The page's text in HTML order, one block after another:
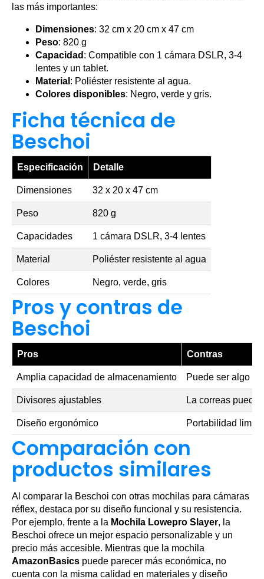
las más importantes:
Dimensiones: 32 cm x 20 cm x 47 cm
Peso: 820 g
Capacidad : Compatible con 1 cámara DSLR, 3-4
lentes y un tablet.
Material : Poliéster resistente al agua.
Colores disponibles: Negro, verde y gris.
Ficha técnica de
Beschoi
Especificación Detalle
Dimensiones 32 x 20 x 47 cm
Peso 820 g
Capacidades 1 cámara DSLR, 3-4 lentes
Material Poliéster resistente al agua
Colores Negro, verde, gris
Pros y contras de
Beschoi
Pros Contras
Amplia capacidad de almacenamiento Puede ser algo
Divisores ajustables La correas
Diseño ergonómico Portabilidad
Comparación con
productos similares
Al comparar la Beschoi con otras mochilas para cámaras
réflex, destaca por su diseño funcional y su resistencia.
Por ejemplo, frente a la Mochila Lowepro Slayer, la
Beschoi ofrece un mejor espacio personalizable y un
precio más accesible. Mientras que la mochila
AmazonBasics puede parecer más económica, no
cuenta con la misma calidad en materiales y diseño